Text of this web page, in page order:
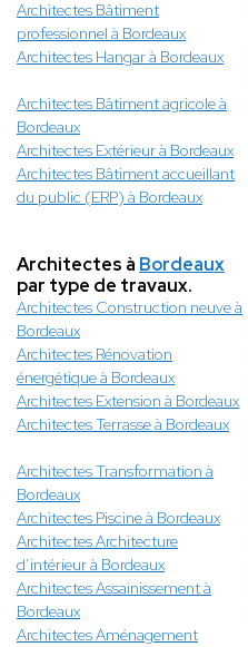
Architectes Bâtiment
professionnel à Bordeaux
Architectes Hangar à Bordeaux
Architectes Bâtiment agricole à
Bordeaux
Architectes Extérieur à Bordeaux
Architectes Bâtiment accueillant
du public (ERP) à Bordeaux
Architectes à Bordeaux
par type de travaux.
Architectes Construction neuve à
Bordeaux
Architectes Rénovation
énergétique à Bordeaux
Architectes Extension à Bordeaux
Architectes Terrasse à Bordeaux
Architectes Transformation à
Bordeaux
Architectes Piscine à Bordeaux
Architectes Architecture
d’intérieur à Bordeaux
Architectes Assainissement à
Bordeaux
Architectes Aménagement